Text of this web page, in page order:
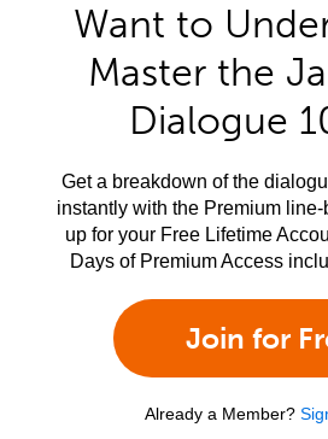
Want to
Master the
Dialogue
Get a breakdown of the
instantly with the Premium
up for your Free Lifetime
Days of Premium Access
Join for
Already a Member?